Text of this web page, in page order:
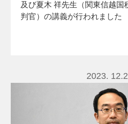
及び夏木 祥先生（関東信越国
判官）の講義が行われました
2023.